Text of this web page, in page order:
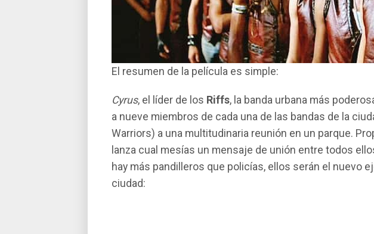
El resumen de la pelí­cula es simple:
Cyrus, el lí­der de los Riffs, la banda urbana más
a nueve miembros de cada una de las bandas de la
Warriors) a una multitudinaria reunión en un parque.
lanza cual mesí­as un mensaje de unión entre todos
hay más pandilleros que policí­as, ellos serán el nuevo
ciudad: